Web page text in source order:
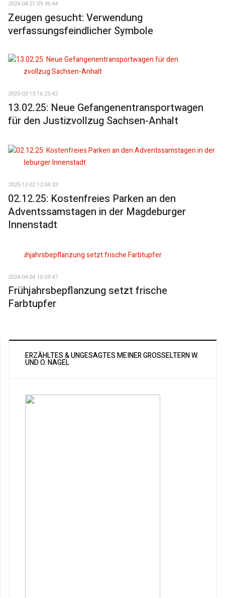
2024-04-21 09:36:44
Zeugen gesucht: Verwendung
verfassungsfeindlicher Symbole
2025-02-13 16:25:42
13.02.25: Neue Gefangenentransportwagen
für den Justizvollzug Sachsen-Anhalt
2025-12-02 12:04:33
02.12.25: Kostenfreies Parken an den
Adventssamstagen in der Magdeburger
Innenstadt
2024-04-04 10:59:47
Frühjahrsbepflanzung setzt frische
Farbtupfer
ERZÄHLTES & UNGESAGTES MEINER GROSSELTERN W. U
ND O. NAGEL